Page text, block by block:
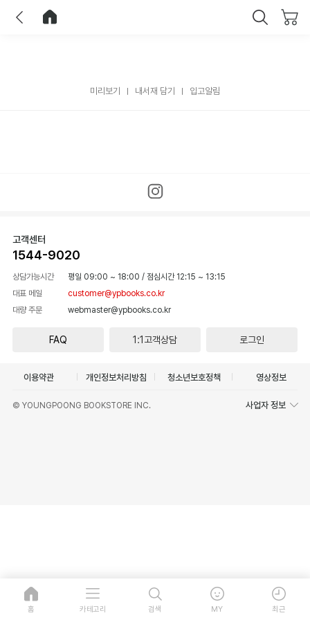
미리보기 내서재 담기 입고알림
고객센터
1544-9020
상담가능시간 평일 09:00 ~ 18:00 / 점심시간 12:15 ~ 13:15
대표 메일
customer@ypbooks.co.kr
대량 주문
webmaster@ypbooks.co.kr
FAQ 1:1고객상담 로그인
이용약관 개인정보처리방침 청소년보호정책 영상정보
© YOUNGPOONG BOOKSTORE INC. 사업자 정보
홈 카테고리 검색 MY 최근